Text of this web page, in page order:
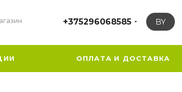
+375296068585 BY
ОПЛАТА И ДОСТАВКА